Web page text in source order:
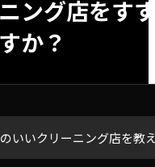
ング店をす
か？
いいクリーニング店を教